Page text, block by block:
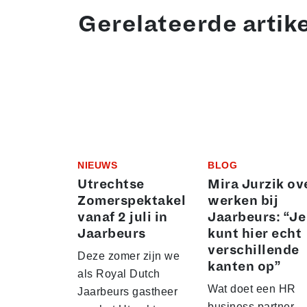
Gerelateerde
NIEUWS
Utrechtse
Zomerspektakel
vanaf 2 juli in
Jaarbeurs
Deze zomer zijn we
als Royal Dutch
Jaarbeurs gastheer
BLOG
Mira Jurzik
werken bij
Jaarbeurs: “Je
kunt hier echt
verschillende
kanten op”
Wat doet een HR